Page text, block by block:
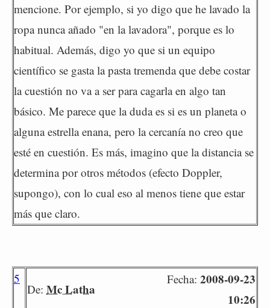
mencione. Por ejemplo, si yo digo que he lavado la
ropa nunca añado "en la lavadora", porque es lo
habitual. Además, digo yo que si un equipo
científico se gasta la pasta tremenda que debe costar
la cuestión no va a ser para cagarla en algo tan
básico. Me parece que la duda es si es un planeta o
alguna estrella enana, pero la cercanía no creo que
esté en cuestión. Es más, imagino que la distancia se
determina por otros métodos (efecto Doppler,
supongo), con lo cual eso al menos tiene que estar
más que claro.
5
De: Mc Latha
Fecha: 2008-09-23
10:26